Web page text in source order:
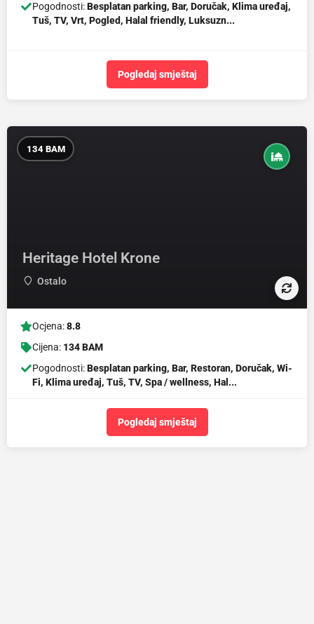
Pogodnosti:Besplatan parking, Bar, Doručak, Klima uređaj,
Tuš, TV, Vrt, Pogled, Halal friendly, Luksuzn...
Pogledaj smještaj
134 BAM
Heritage Hotel Krone
Ostalo
Ocjena:8.8
Cijena: 134 BAM
Pogodnosti:Besplatan parking, Bar, Restoran, Doručak, Wi-
Fi, Klima uređaj, Tuš, TV, Spa / wellness, Hal...
Pogledaj smještaj